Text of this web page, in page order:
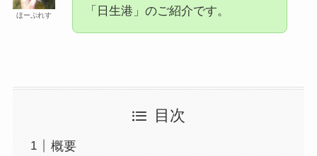
ほーぷれす
「日生港」のご紹介です。
目次
概要